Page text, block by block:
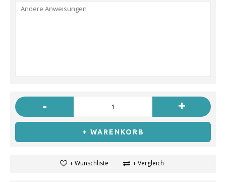
- +
+ WARENKORB
+ Wunschliste + Vergleich